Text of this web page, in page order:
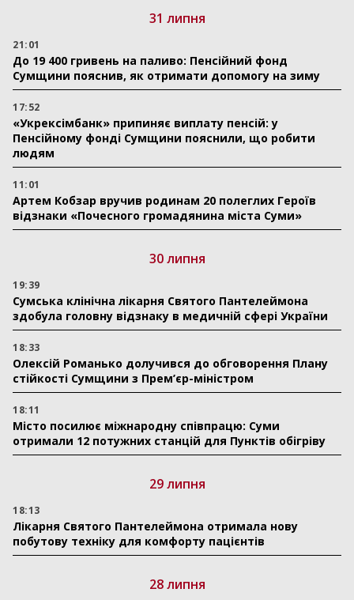
31 липня
21:01
До 19 400 гривень на паливо: Пенсійний фонд
Сумщини пояснив, як отримати допомогу на зиму
17:52
«Укрексімбанк» припиняє виплату пенсій: у
Пенсійному фонді Сумщини пояснили, що робити
людям
11:01
Артем Кобзар вручив родинам 20 полеглих Героїв
відзнаки «Почесного громадянина міста Суми»
30 липня
19:39
Сумська клінічна лікарня Святого Пантелеймона
здобула головну відзнаку в медичній сфері України
18:33
Олексій Романько долучився до обговорення Плану
стійкості Сумщини з Прем’єр-міністром
18:11
Місто посилює міжнародну співпрацю: Суми
отримали 12 потужних станцій для Пунктів обігріву
29 липня
18:13
Лікарня Святого Пантелеймона отримала нову
побутову техніку для комфорту пацієнтів
28 липня